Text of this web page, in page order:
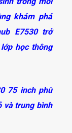
khám phá
E7530 trở
học thông
75 inch phù
và trung bình